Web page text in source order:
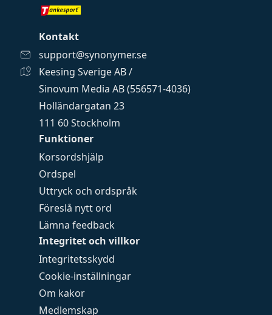
Funktioner
Korsordshjälp
Ordspel
Uttryck och ordspråk
Föreslå nytt ord
Lämna feedback
Integritet och villkor
Integritetsskydd
Cookie-inställningar
Om kakor
Medlemskap
Kontakt
support@synonymer.se
Keesing Sverige AB /
Sinovum Media AB (556571-4036)
Holländargatan 23
111 60 Stockholm